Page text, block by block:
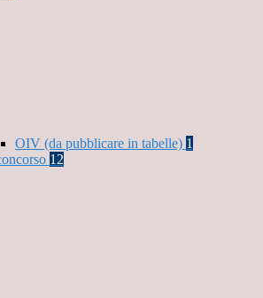
OIV (da pubblicare in tabelle) 1
12